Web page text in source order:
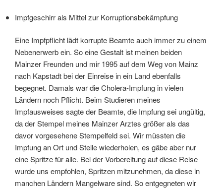
Impfgeschirr als Mittel zur Korruptionsbekämpfung
Eine Impfpflicht lädt korrupte Beamte auch immer zu einem
Nebenerwerb ein. So eine Gestalt ist meinen beiden
Mainzer Freunden und mir 1995 auf dem Weg von Mainz
nach Kapstadt bei der Einreise in ein Land ebenfalls
begegnet. Damals war die Cholera-Impfung in vielen
Ländern noch Pflicht. Beim Studieren meines
Impfausweises sagte der Beamte, die Impfung sei ungültig,
da der Stempel meines Mainzer Arztes größer als das
davor vorgesehene Stempelfeld sei. Wir müssten die
Impfung an Ort und Stelle wiederholen, es gäbe aber nur
eine Spritze für alle. Bei der Vorbereitung auf diese Reise
wurde uns empfohlen, Spritzen mitzunehmen, da diese in
manchen Ländern Mangelware sind. So entgegneten wir